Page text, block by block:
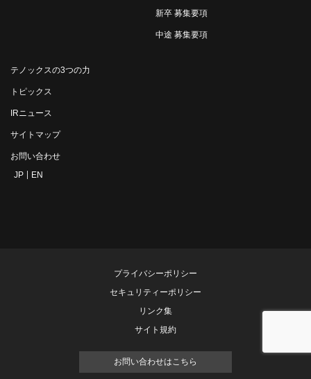
新卒 募集要項
中途 募集要項
テノックスの3つの力
トピックス
IRニュース
サイトマップ
お問い合わせ
EN
JP
プライバシーポリシー
セキュリティーポリシー
リンク集
サイト規約
お問い合わせはこちら